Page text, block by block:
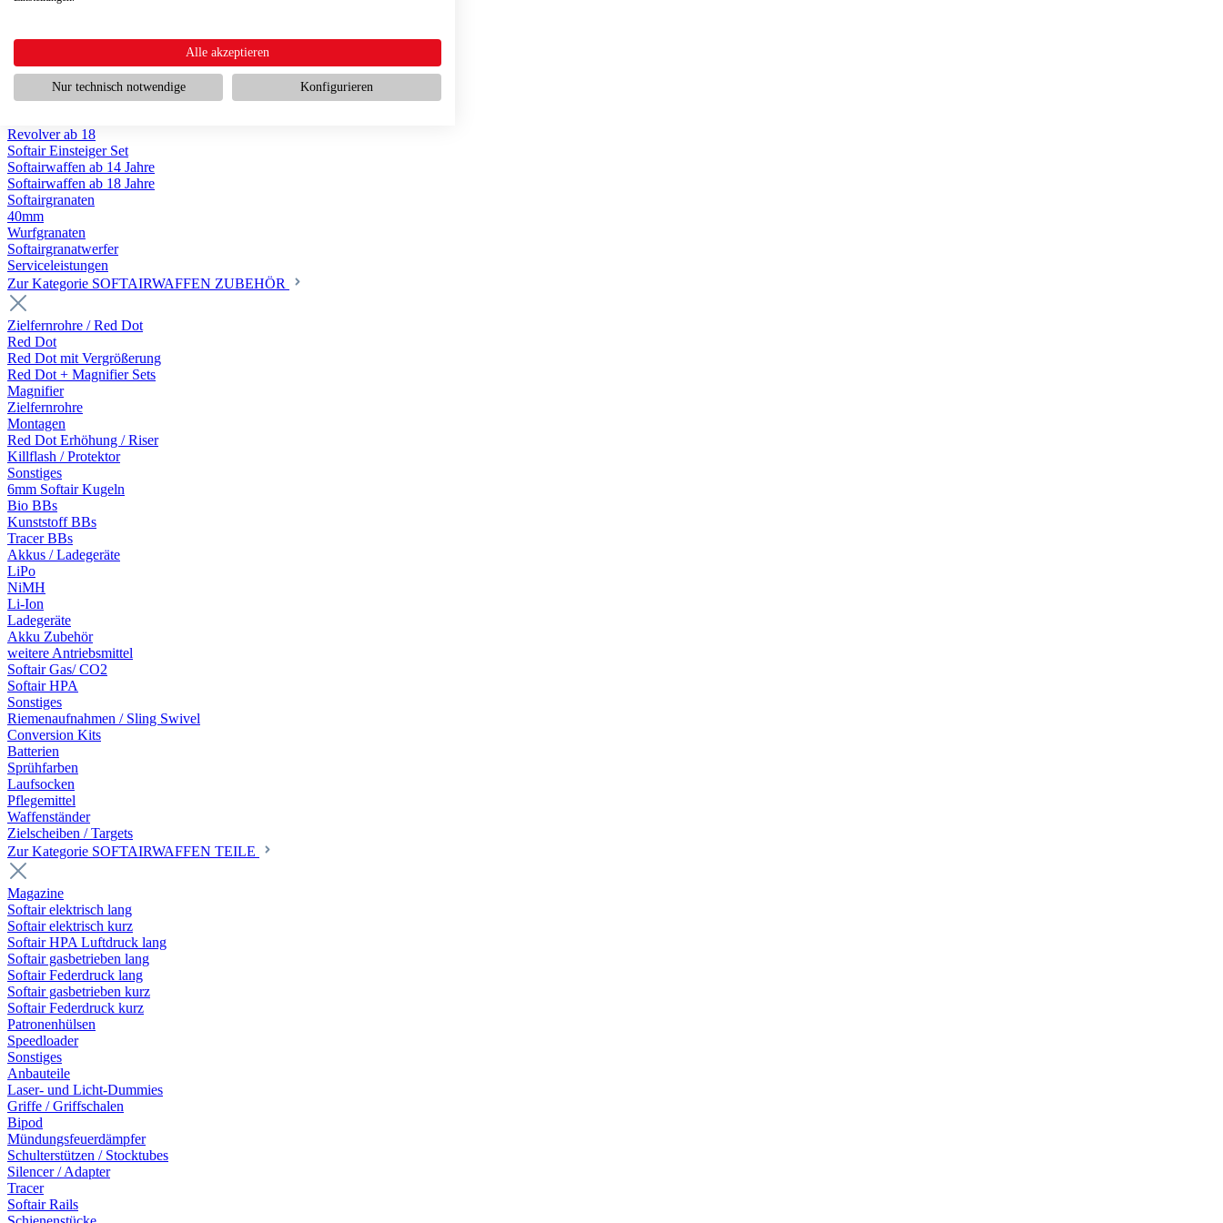
Scharfschützengewehr ab 18
Softair Pistolen
Softair Pistolen elektrisch ab 14
Softair Pistolen Federdruck ab 14
Softair Pistolen HPA Luftdruck ab 18
Revolver ab 18
Softair Einsteiger Set
Softairwaffen ab 14 Jahre
Softairwaffen ab 18 Jahre
Softairgranaten
40mm
Wurfgranaten
Softairgranatwerfer
Serviceleistungen
Zur Kategorie SOFTAIRWAFFEN ZUBEHÖR
Zielfernrohre / Red Dot
Red Dot
Red Dot mit Vergrößerung
Red Dot + Magnifier Sets
Magnifier
Zielfernrohre
Montagen
Red Dot Erhöhung / Riser
Killflash / Protektor
Sonstiges
6mm Softair Kugeln
Bio BBs
Kunststoff BBs
Tracer BBs
Akkus / Ladegeräte
LiPo
NiMH
Li-Ion
Ladegeräte
Akku Zubehör
weitere Antriebsmittel
Softair Gas/ CO2
Softair HPA
Sonstiges
Riemenaufnahmen / Sling Swivel
Conversion Kits
Batterien
Sprühfarben
Laufsocken
Pflegemittel
Waffenständer
Zielscheiben / Targets
Zur Kategorie SOFTAIRWAFFEN TEILE
Magazine
Softair elektrisch lang
Softair elektrisch kurz
Softair HPA Luftdruck lang
Softair gasbetrieben lang
Softair Federdruck lang
Softair gasbetrieben kurz
Softair Federdruck kurz
Patronenhülsen
Speedloader
Sonstiges
Anbauteile
Laser- und Licht-Dummies
Griffe / Griffschalen
Bipod
Mündungsfeuerdämpfer
Schulterstützen / Stocktubes
Silencer / Adapter
Tracer
Softair Rails
Alle akzeptieren
Nur technisch notwendige Konfigurieren